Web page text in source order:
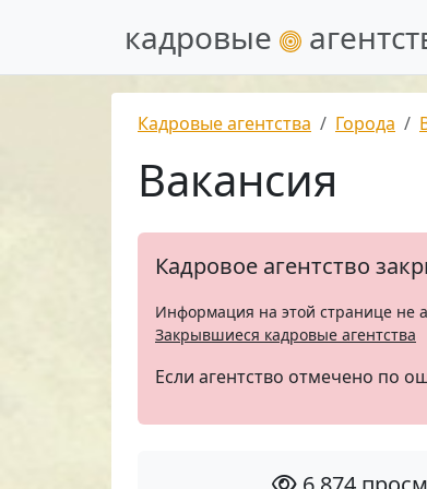
кадровые
Кадровые агентства Города
Вакансия
Кадровое агентство
Информация на этой странице не
Закрывшиеся кадровые агентства
Если агентство отмечено по